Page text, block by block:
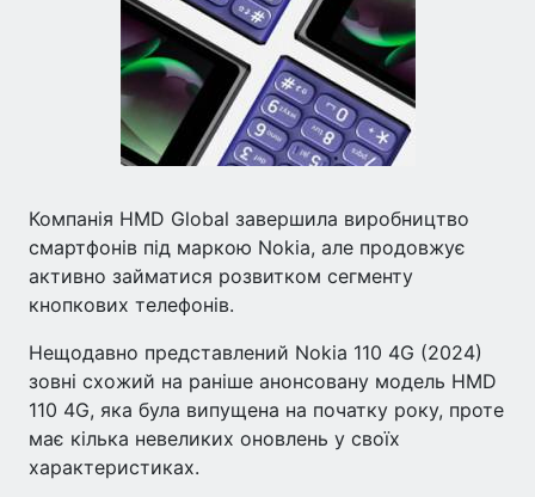
Компанія HMD Global завершила виробництво
смартфонів під маркою Nokia, але продовжує
активно займатися розвитком сегменту
кнопкових телефонів.
Нещодавно представлений Nokia 110 4G (2024)
зовні схожий на раніше анонсовану модель HMD
110 4G, яка була випущена на початку року, проте
має кілька невеликих оновлень у своїх
характеристиках.